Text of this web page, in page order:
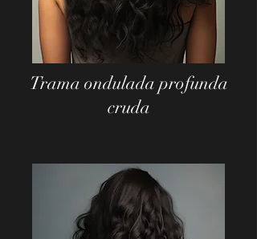
Trama ondulada profunda
cruda